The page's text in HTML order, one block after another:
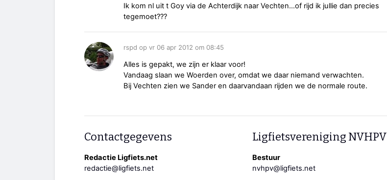
Ik kom nl uit t Goy via de Achterdijk naar Vechten...of rijd ik jullie dan precies
tegemoet???
rspd op vr 06 apr 2012 om 08:45
Alles is gepakt, we zijn er klaar voor!
Vandaag slaan we Woerden over, omdat we daar niemand verwachten.
Bij Vechten zien we Sander en daarvandaan rijden we de normale route.
Contactgegevens
Redactie Ligfiets.net
redactie@ligfiets.net
Ligfietsvereniging NVHPV
Bestuur
nvhpv@ligfiets.net